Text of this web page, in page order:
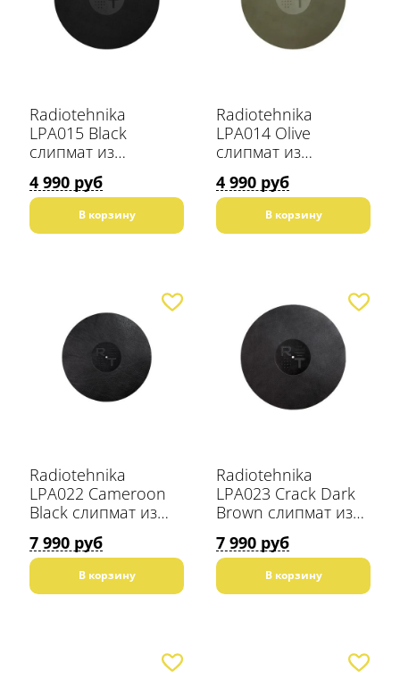
Radiotehnika
LPA015 Black
слипмат из
натуральной кожи
В корзину
4 990 руб
Radiotehnika
LPA014 Olive
слипмат из
натуральной кожи
В корзину
4 990 руб
Radiotehnika
LPA022 Cameroon
Black слипмат из
натуральной кожи
В корзину
7 990 руб
Radiotehnika
LPA023 Crack Dark
Brown слипмат из
натуральной кожи
В корзину
7 990 руб